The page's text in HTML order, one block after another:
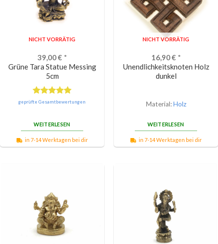
NICHT VORRÄTIG
39,00€ *
Grüne Tara Statue Messing
5cm
Bewertet
geprüfte Gesamtbewertungen
WEITERLESEN
in 7-14 Werktagen bei dir
NICHT VORRÄTIG
16,90€ *
Unendlichkeitsknoten Holz
dunkel
Material:Holz
WEITERLESEN
in 7-14 Werktagen bei dir